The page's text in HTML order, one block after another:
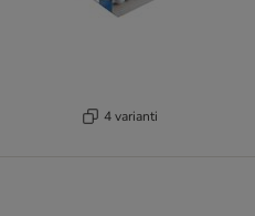
4 varianti